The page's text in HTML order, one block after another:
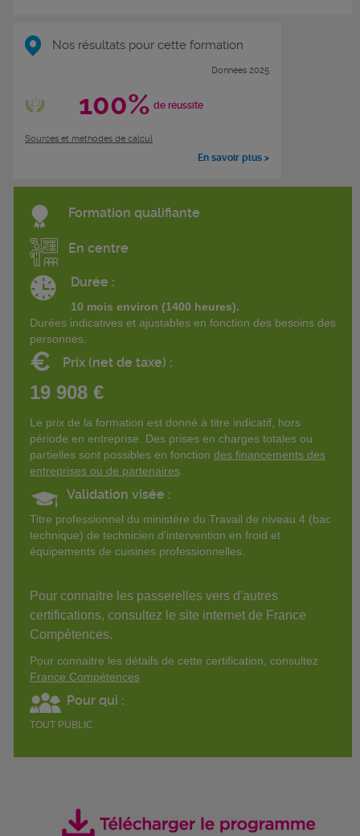
Nos résultats pour cette formation
Données 2025
100% de réussite
Sources et méthodes de calcul
En savoir plus >
Formation qualifiante
En centre
Durée :
10 mois environ (1400 heures).
Durées indicatives et ajustables en fonction des besoins des
personnes.
€ Prix (net de taxe) :
19 908 €
Le prix de la formation est donné à titre indicatif, hors
période en entreprise. Des prises en charges totales ou
partielles sont possibles en fonction des financements des
entreprises ou de partenaires
Validation visée :
Titre professionnel du ministère du Travail de niveau 4 (bac
technique) de technicien d'intervention en froid et
équipements de cuisines professionnelles.
Pour connaitre les passerelles vers d'autres
certifications, consultez le site internet de France
Compétences.
Pour connaitre les détails de cette certification, consultez
France Compétences
Pour qui :
TOUT PUBLIC